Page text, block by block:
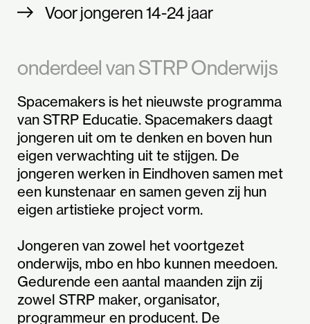
Voor jongeren 14-24 jaar
onderdeel van STRP Onderwijs
Spacemakers is het nieuwste programma
van STRP Educatie. Spacemakers daagt
jongeren uit om te denken en boven hun
eigen verwachting uit te stijgen. De
jongeren werken in Eindhoven samen met
een kunstenaar en samen geven zij hun
eigen artistieke project vorm.
Jongeren van zowel het voortgezet
onderwijs, mbo en hbo kunnen meedoen.
Gedurende een aantal maanden zijn zij
zowel STRP maker, organisator,
programmeur en producent. De